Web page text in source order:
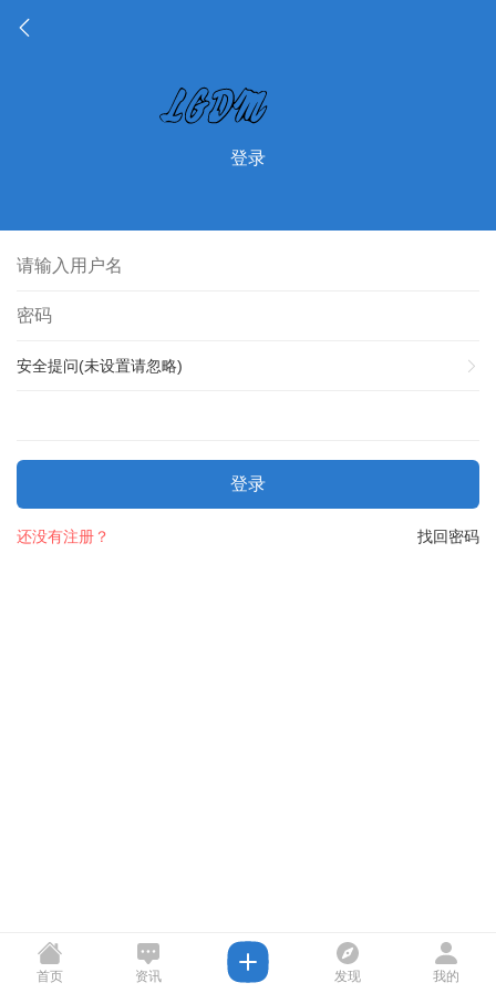
登录
安全提问(未设置请忽略)
登录
找回密码
还没有注册？
首页 资讯 发现 我的